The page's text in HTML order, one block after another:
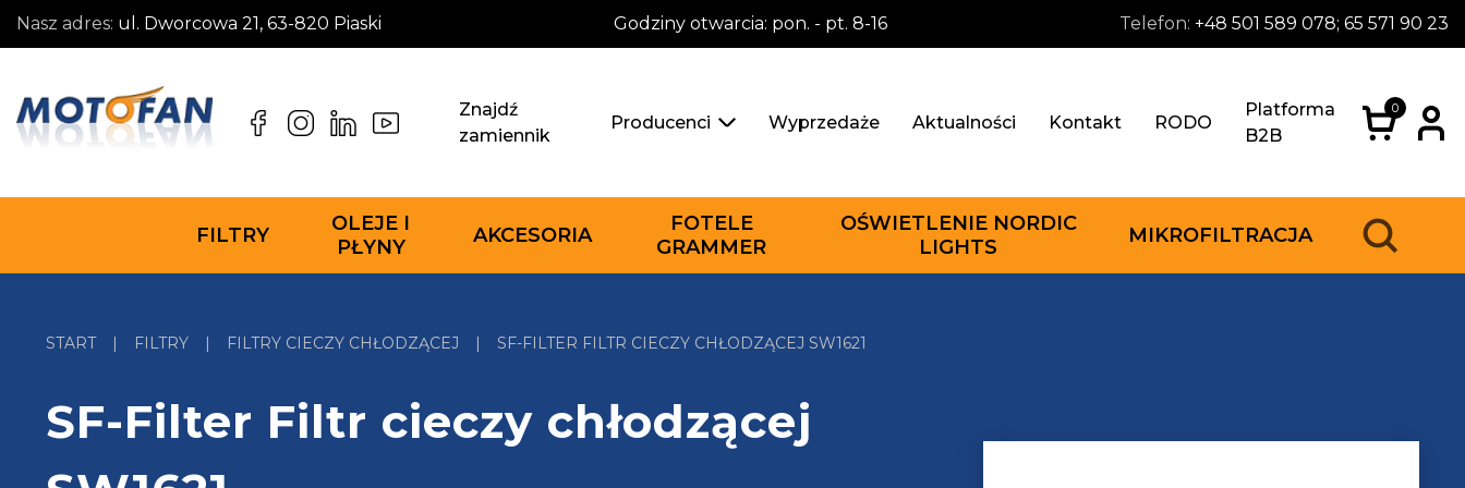
Nasz adres: ul. Dworcowa 21, 63-820 Piaski Godziny otwarcia: pon. - pt. 8-16 Telefon: +48 501 589 078; 65 571 90 23
Znajdź
zamiennik
Producenci Wyprzedaże Aktualności Kontakt RODO
Platforma
B2B
0
FILTRY
OLEJE I
PŁYNY
AKCESORIA
FOTELE
GRAMMER
OŚWIETLENIE NORDIC
LIGHTS
MIKROFILTRACJA
START | FILTRY | FILTRY CIECZY CHŁODZĄCEJ | SF-FILTER FILTR CIECZY CHŁODZĄCEJ SW1621
SF-Filter Filtr cieczy chłodzącej